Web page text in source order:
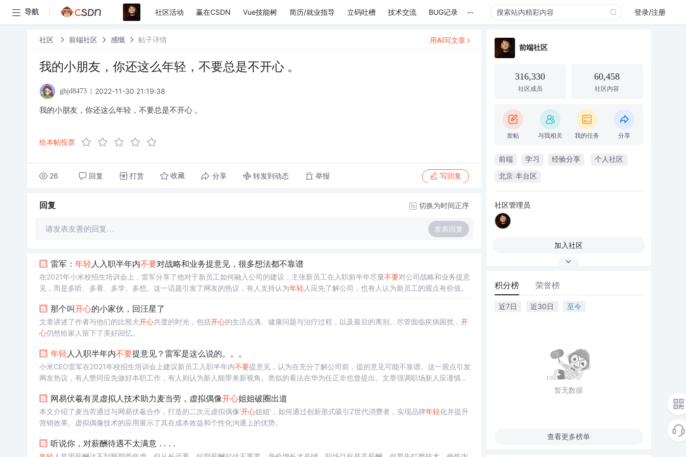
导航 社区活动 赢在CSDN Vue技能树 简历/就业指导 立码吐槽 技术交流 BUG记录 ... 登录/注册
社区 前端社区 感慨 帖子详情
我的小朋友，你还这么年轻，不要总是不开心 。
ghjd8473 2022-11-30 21:19:38
我的小朋友，你还这么年轻，不要总是不开心 。
给本帖投票
26 回复 打赏 收藏 分享 转发到动态 举报 写回复
用AI写文章
回复 切换为时间正序
请发表友善的回复… 发表回复
雷军： 年轻人入职半年内不要对战略和业务提意见，很多想法都不靠谱
在2021年小米校招生培训会上，雷军分享了他对于新员工如何融入公司的建议，主张新员工在入职前半年尽量不要对公司战略和业务提意
见，而是多听、多看、多学、多想。这一话题引发了网友的热议，有人支持认为年轻 人应先了解公司，也有人认为新员工的观点有价值。
那个叫开心的小家伙，回汪星了
文章讲述了作者与他们的比熊犬开心共度的时光，包括开心的生活点滴、健康问题与治疗过程，以及最后的离别。尽管面临疾病困扰， 开
心仍然给家人留下了美好回忆。
年轻人入职半年内不要提意见？雷军是这么说的。。。
小米CEO雷军在2021年校招生培训会上建议新员工入职半年内不要提意见，认为在充分了解公司前，提的意见可能不靠谱。这一观点引发
网友热议，有人赞同应先做好本职工作，有人则认为新人能带来新视角。类似的看法在华为任正非也曾提出。文章强调职场新人应谨慎行
网易伏羲有灵虚拟人技术助力麦当劳，虚拟偶像开心姐姐破圈出道
本文介绍了麦当劳通过与网易伏羲合作，打造的二次元虚拟偶像'开心姐姐'，如何通过创新形式吸引Z世代消费者，实现品牌年轻化并提升
营销效果。虚拟偶像技术的应用展示了其在成本效益和个性化沟通上的优势。
听说你，对薪酬待遇不太满意 . . . .
前端社区
316,330
社区成员
60,458
社区内容
发帖 与我相关 我的任务 分享
前端 学习 经验分享 个人社区
北京·丰台区
社区管理员
加入社区
积分榜 荣誉榜
近7日 近30日 至今
暂无数据
查看更多榜单